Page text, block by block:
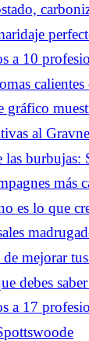
Côtes du
a 10
tinto para
gráfico
marcas de
al
las burbujas:
para
más
es lo que
la misión de
arte
los bares
mejorar
fríos
debes
el
a 17
Blanc más